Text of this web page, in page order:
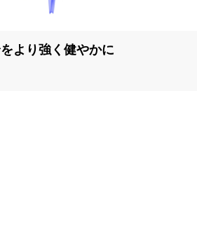
より強く健やかに